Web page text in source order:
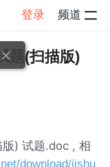
登录 频道
情
题(扫描版)
) 试题.doc , 相
download/jishu